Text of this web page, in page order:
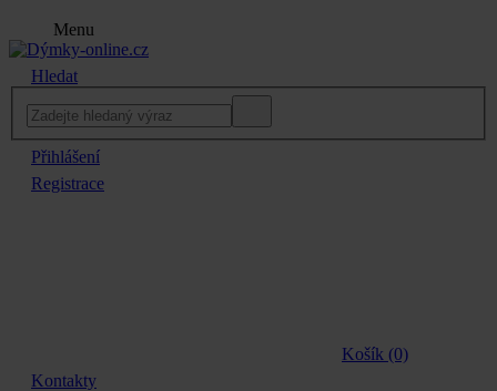
Menu
Hledat
Přihlášení
Registrace
Košík (0)
Kontakty